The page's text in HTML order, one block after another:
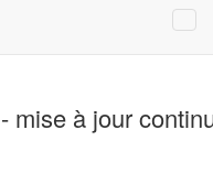
mise à jour